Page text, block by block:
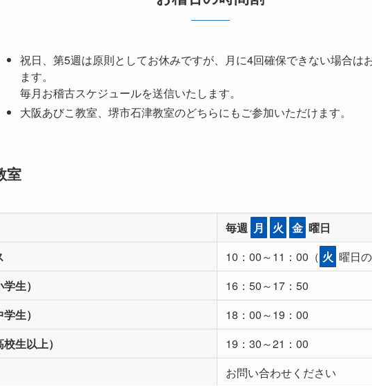
祝日、第5週は原則としてお休みですが、月に4回確保できない場合は
ます。
毎月お稽古スケジュールを送信いたします。
大阪あびこ教室、堺市石津教室のどちらにもご参加いただけます。
室
毎週 月 火 金 曜日
10：00～11：00（ 火 曜日
生）
16：50～17：50
生）
18：00～19：00
生以上）
19：30～21：00
お問い合わせください